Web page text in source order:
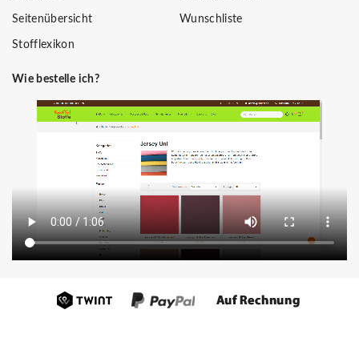
Seitenübersicht
Stofflexikon
Wunschliste
Wie bestelle ich?